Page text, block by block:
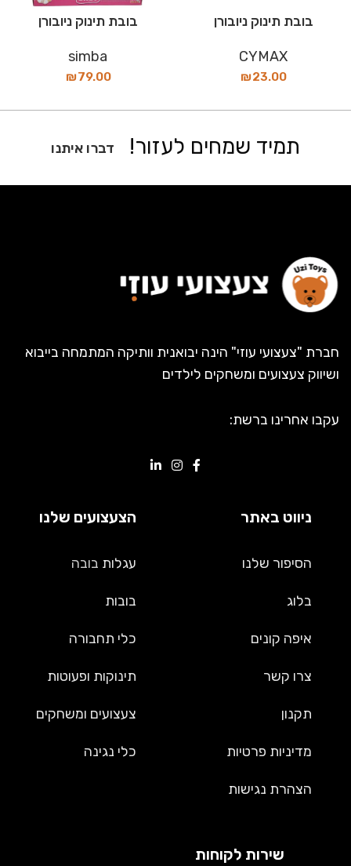
בובת תינוק ניובורן
CYMAX
₪23.00
בובת תינוק ניובורן
simba
₪79.00
תמיד שמחים לעזור! דברו איתנו
חברת "צעצועי עוזי" הינה יבואנית וותיקה המתמחה בייבוא
ושיווק צעצועים ומשחקים לילדים
עקבו אחרינו ברשת:
ניווט באתר
הסיפור שלנו
בלוג
איפה קונים
צרו קשר
תקנון
מדיניות פרטיות
הצהרת נגישות
הצעצועים שלנו
עגלות בובה
בובות
כלי תחבורה
תינוקות ופעוטות
צעצועים ומשחקים
כלי נגינה
שירות לקוחות